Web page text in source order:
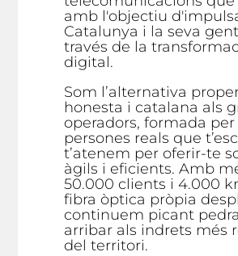
amb l'objectiu
Catalunya i la seva
través de la
digital.
Som l’alternativa
honesta i catalana als
operadors, formada per
persones reals que
t’atenem per oferir-te
àgils i eficients. Amb
50.000 clients i 4.000
fibra òptica pròpia
continuem picant
arribar als indrets més
del territori.